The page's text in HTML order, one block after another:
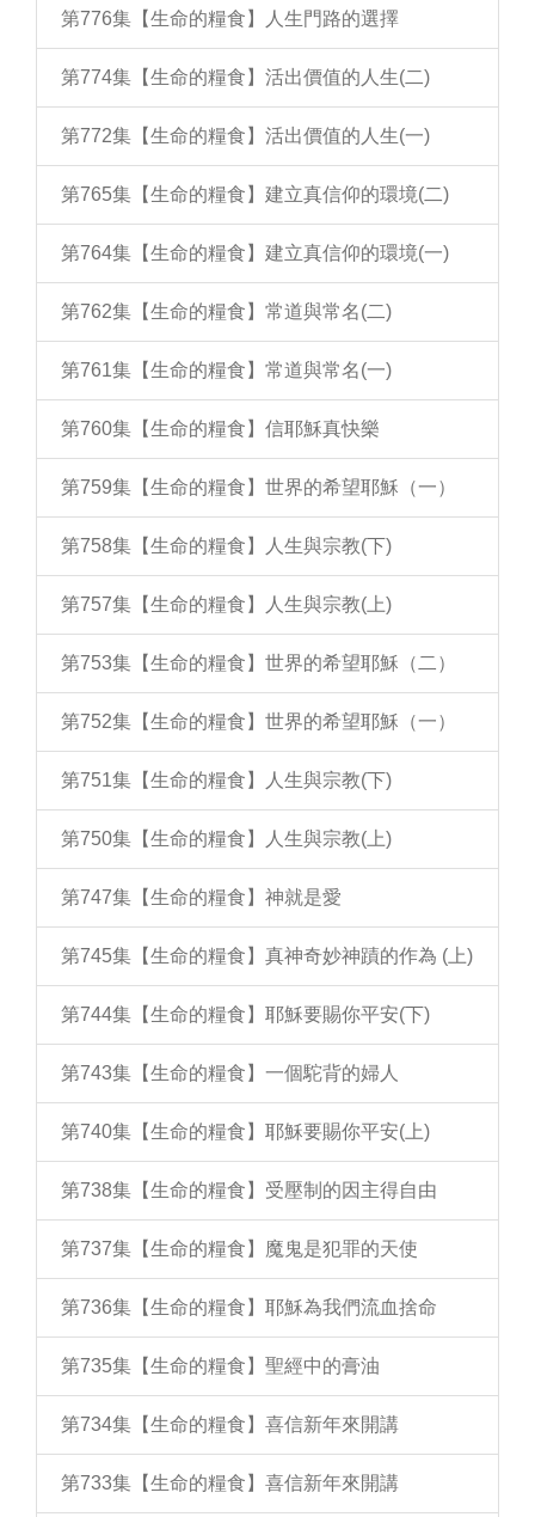
第776集【生命的糧食】人生門路的選擇
第774集【生命的糧食】活出價值的人生(二)
第772集【生命的糧食】活出價值的人生(一)
第765集【生命的糧食】建立真信仰的環境(二)
第764集【生命的糧食】建立真信仰的環境(一)
第762集【生命的糧食】常道與常名(二)
第761集【生命的糧食】常道與常名(一)
第760集【生命的糧食】信耶穌真快樂
第759集【生命的糧食】世界的希望耶穌（一）
第758集【生命的糧食】人生與宗教(下)
第757集【生命的糧食】人生與宗教(上)
第753集【生命的糧食】世界的希望耶穌（二）
第752集【生命的糧食】世界的希望耶穌（一）
第751集【生命的糧食】人生與宗教(下)
第750集【生命的糧食】人生與宗教(上)
第747集【生命的糧食】神就是愛
第745集【生命的糧食】真神奇妙神蹟的作為 (上)
第744集【生命的糧食】耶穌要賜你平安(下)
第743集【生命的糧食】一個駝背的婦人
第740集【生命的糧食】耶穌要賜你平安(上)
第738集【生命的糧食】受壓制的因主得自由
第737集【生命的糧食】魔鬼是犯罪的天使
第736集【生命的糧食】耶穌為我們流血捨命
第735集【生命的糧食】聖經中的膏油
第734集【生命的糧食】喜信新年來開講
第733集【生命的糧食】喜信新年來開講